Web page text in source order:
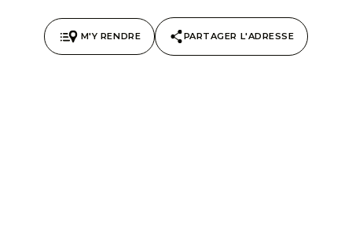
M'Y RENDRE PARTAGER L'ADRESSE